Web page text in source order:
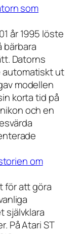
som
år 1995 löste
bärbara
Datorns
automatiskt ut
modellen
korta tid på
och en
om
för att göra
självklara
På Atari ST